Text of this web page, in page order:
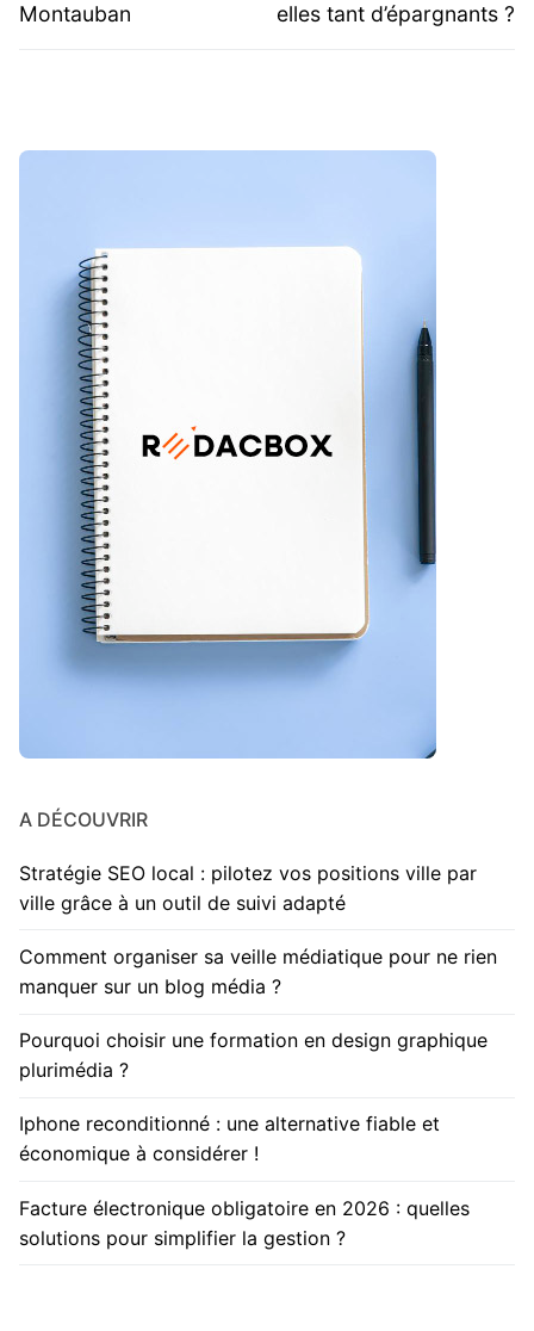
Montauban
elles tant d’épargnants ?
A DÉCOUVRIR
Stratégie SEO local : pilotez vos positions ville par
ville grâce à un outil de suivi adapté
Comment organiser sa veille médiatique pour ne rien
manquer sur un blog média ?
Pourquoi choisir une formation en design graphique
plurimédia ?
Iphone reconditionné : une alternative fiable et
économique à considérer !
Facture électronique obligatoire en 2026 : quelles
solutions pour simplifier la gestion ?